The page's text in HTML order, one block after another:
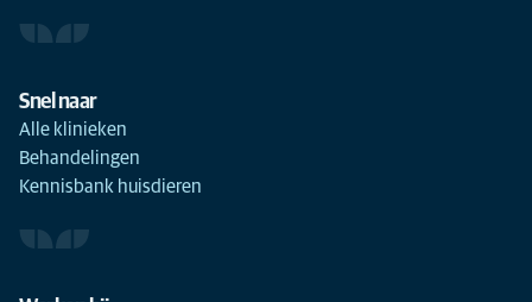
Snel naar
Alle klinieken
Behandelingen
Kennisbank huisdieren